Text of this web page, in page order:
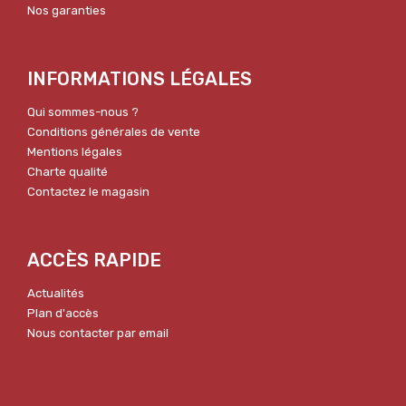
Nos garanties
INFORMATIONS LÉGALES
Qui sommes-nous ?
Conditions générales de vente
Mentions légales
Charte qualité
Contactez le magasin
ACCÈS RAPIDE
Actualités
Plan d'accès
Nous contacter par email